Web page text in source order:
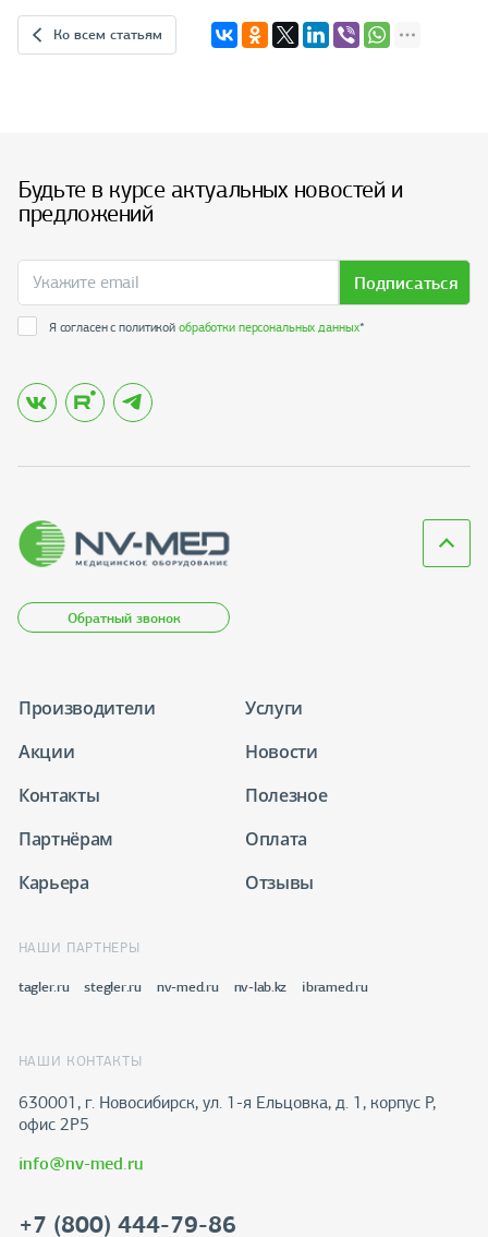
Ко всем статьям
Будьте в курсе актуальных новостей и
предложений
Подписаться
Я согласен с политикойобработки персональных данных*
Обратный звонок
Производители
Услуги
Акции
Новости
Контакты
Полезное
Партнёрам
Оплата
Карьера
Отзывы
НАШИ ПАРТНЕРЫ
tagler.ru stegler.ru nv-med.ru nv-lab.kz ibramed.ru
НАШИ КОНТАКТЫ
630001, г. Новосибирск, ул. 1-я Ельцовка, д. 1, корпус Р,
офис 2Р5
info@nv-med.ru
+7 (800) 444-79-86